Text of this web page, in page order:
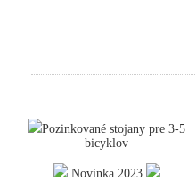
Pozinkované stojany pre 3-5
bicyklov
Novinka 2023